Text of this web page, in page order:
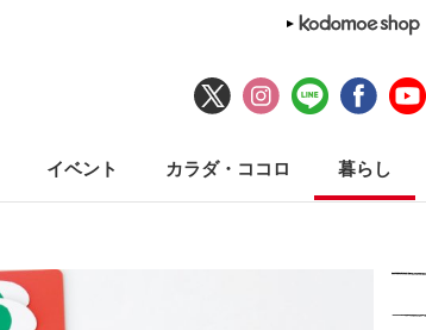
イベント カラダ・ココロ 暮らし